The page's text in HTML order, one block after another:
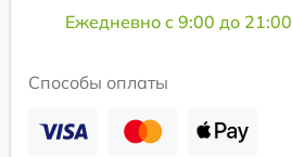
Ежедневно с 9:00 до 21:00
Способы оплаты